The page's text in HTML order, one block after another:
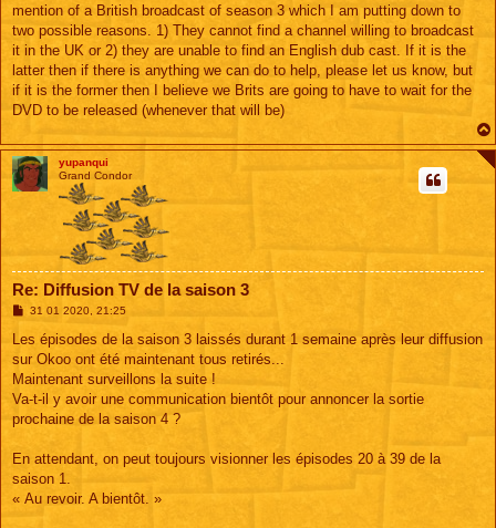
mention of a British broadcast of season 3 which I am putting down to
two possible reasons. 1) They cannot find a channel willing to broadcast
it in the UK or 2) they are unable to find an English dub cast. If it is the
latter then if there is anything we can do to help, please let us know, but
if it is the former then I believe we Brits are going to have to wait for the
DVD to be released (whenever that will be)
yupanqui
Grand Condor
Re: Diffusion TV de la saison 3
M
s
a
g
31 01 2020, 21:25
Les épisodes de la saison 3 laissés durant 1 semaine après leur diffusion
sur Okoo ont été maintenant tous retirés...
Maintenant surveillons la suite !
Va-t-il y avoir une communication bientôt pour annoncer la sortie
prochaine de la saison 4 ?
En attendant, on peut toujours visionner les épisodes 20 à 39 de la
saison 1.
« Au revoir. A bientôt. »